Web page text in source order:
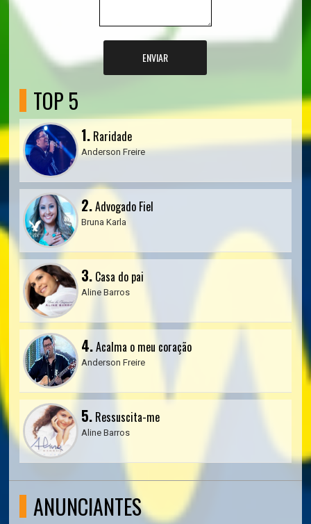
ENVIAR
TOP 5
1. Raridade
Anderson Freire
2.Advogado Fiel
Bruna Karla
3. Casa do pai
Aline Barros
4.Acalma o meu coração
Anderson Freire
5. Ressuscita-me
Aline Barros
ANUNCIANTES